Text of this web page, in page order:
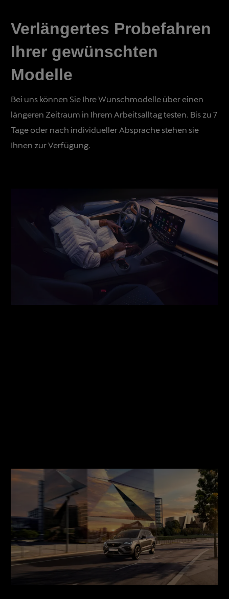
Verlängertes Probefahren
Ihrer gewünschten
Modelle
Bei uns können Sie Ihre Wunschmodelle über einen
längeren Zeitraum in Ihrem Arbeitsalltag testen. Bis zu 7
Tage oder nach individueller Absprache stehen sie
Ihnen zur Verfügung.